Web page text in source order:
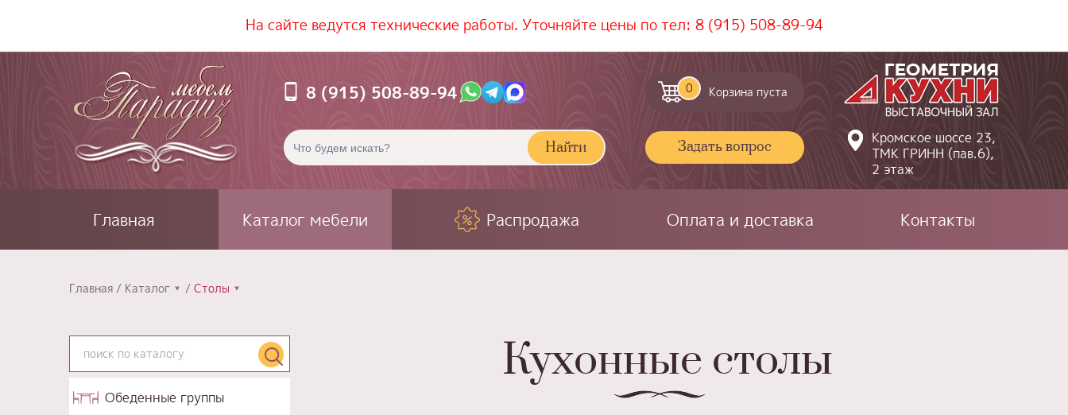
На сайте ведутся технические работы. Уточняйте цены по тел: 8 (915) 508-89-94
Кромское шоссе 23,
ТМК ГРИНН (пав.6),
2 этаж
8 (915) 508-89-94 0 Корзина пуста
Найти Задать вопрос
Главная Каталог мебели Распродажа Оплата и доставка Контакты
Главная Каталог Столы
Обеденные группы
Кухонные столы